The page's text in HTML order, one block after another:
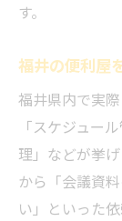
す。
福井の便利屋
福井県内で実
「スケジュー
理」などが挙
から「会議資
い」といった